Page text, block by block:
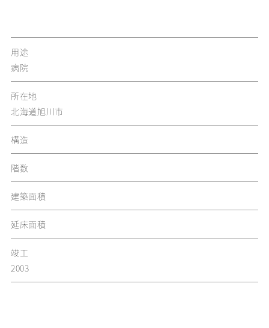
用途
病院
所在地
北海道旭川市
構造
階数
建築面積
延床面積
竣工
2003